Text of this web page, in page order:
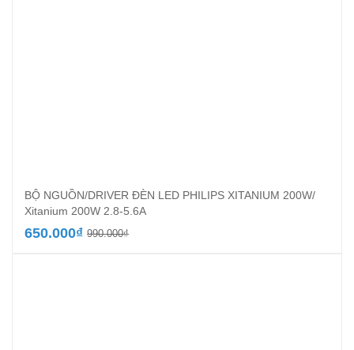
BỘ NGUỒN/DRIVER ĐÈN LED PHILIPS XITANIUM 200W/
Xitanium 200W 2.8-5.6A
990.000₫Giá
650.000₫
Giá